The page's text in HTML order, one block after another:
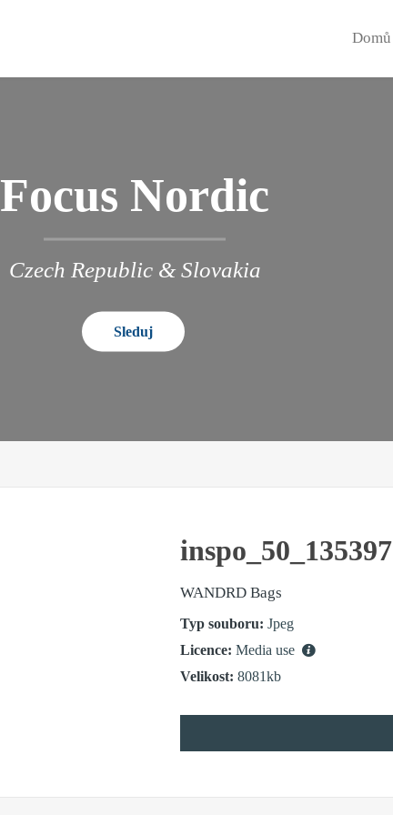
Domů
Focus Nordic
Czech Republic & Slovakia
Sleduj
inspo_50_135397
WANDRD Bags
Typ souboru: Jpeg
Licence: Media use
Velikost: 8081kb